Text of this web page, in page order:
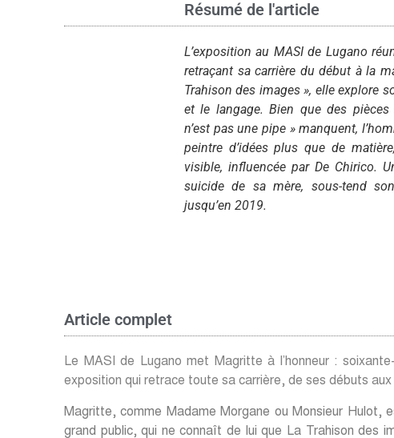
Résumé de l'article
L’exposition au MASI de Lugano
retraçant sa carrière du début à la
Trahison des images », elle explore
et le langage. Bien que des
n’est pas une pipe » manquent,
peintre d’idées plus que de
visible, influencée par De Chirico.
suicide de sa mère, sous-tend
jusqu’en 2019.
Article complet
Le MASI de Lugano met Magritte à l’honneur :
exposition qui retrace toute sa carrière, de ses débuts
Magritte, comme Madame Morgane ou Monsieur Hulot,
grand public, qui ne connaît de lui que La Trahison des